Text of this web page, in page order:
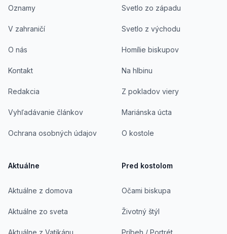
Oznamy
V zahraničí
O nás
Kontakt
Redakcia
Vyhľadávanie článkov
Ochrana osobných údajov
Aktuálne
Aktuálne z domova
Aktuálne zo sveta
Aktuálne z Vatikánu
Svetlo zo západu
Svetlo z východu
Homílie biskupov
Na hlbinu
Z pokladov viery
Mariánska úcta
O kostole
Pred kostolom
Očami biskupa
Životný štýl
Príbeh / Portrét